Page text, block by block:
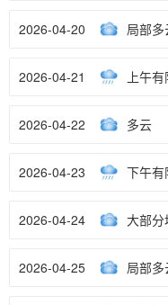
2026-04-20 局部多
2026-04-21 上午
2026-04-22 多云
2026-04-23 下午有
2026-04-24 大部
2026-04-25 局部多